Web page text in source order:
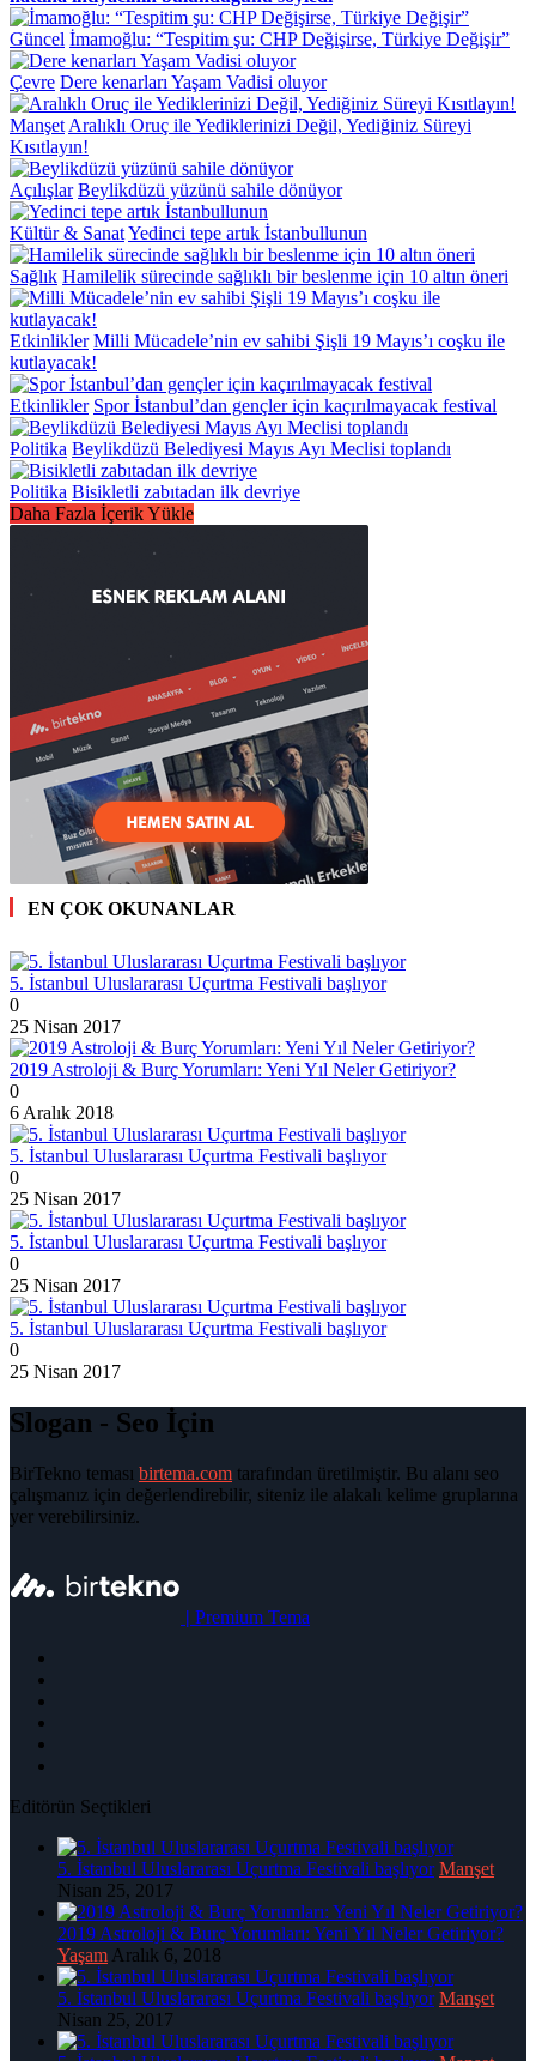
Güncel İmamoğlu: “Tespitim şu: CHP Değişirse, Türkiye Değişir”
Çevre Dere kenarları Yaşam Vadisi oluyor
Manşet Aralıklı Oruç ile Yediklerinizi Değil, Yediğiniz Süreyi
Kısıtlayın!
Açılışlar Beylikdüzü yüzünü sahile dönüyor
Kültür & SanatYedinci tepe artık İstanbullunun
Sağlık Hamilelik sürecinde sağlıklı bir beslenme için 10 altın öneri
Etkinlikler Milli Mücadele’nin ev sahibi Şişli 19 Mayıs’ı coşku ile
kutlayacak!
Etkinlikler Spor İstanbul’dan gençler için kaçırılmayacak festival
Politika Beylikdüzü Belediyesi Mayıs Ayı Meclisi toplandı
Politika Bisikletli zabıtadan ilk devriye
Daha Fazla İçerik Yükle
EN ÇOK OKUNANLAR
5. İstanbul Uluslararası Uçurtma Festivali başlıyor
0
25 Nisan 2017
2019 Astroloji & Burç Yorumları: Yeni Yıl Neler Getiriyor?
0
6 Aralık 2018
5. İstanbul Uluslararası Uçurtma Festivali başlıyor
0
25 Nisan 2017
5. İstanbul Uluslararası Uçurtma Festivali başlıyor
0
25 Nisan 2017
5. İstanbul Uluslararası Uçurtma Festivali başlıyor
0
25 Nisan 2017
Slogan - Seo İçin
BirTekno teması birtema.com tarafından üretilmiştir. Bu alanı seo
çalışmanız için değerlendirebilir, siteniz ile alakalı kelime gruplarına
yer verebilirsiniz.
| Premium Tema
Editörün Seçtikleri
5. İstanbul Uluslararası Uçurtma Festivali başlıyor Manşet
Nisan 25, 2017
2019 Astroloji & Burç Yorumları: Yeni Yıl Neler Getiriyor?
Yaşam Aralık 6, 2018
5. İstanbul Uluslararası Uçurtma Festivali başlıyor Manşet
Nisan 25, 2017